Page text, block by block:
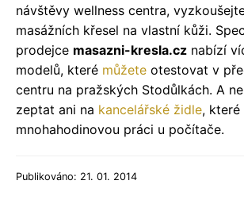
návštěvy wellness centra,
masážních křesel na vlastní kůži.
prodejce masazni-kresla.cz nabízí
modelů, které můžete otestovat v
centru na pražských Stodůlkách. A
zeptat ani na kancelářské židle, které
mnohahodinovou práci u počítače.
Publikováno: 21. 01. 2014